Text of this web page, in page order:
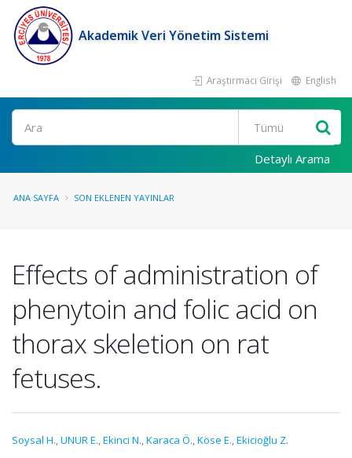
Akademik Veri Yönetim Sistemi
Araştırmacı Girişi English
Ara
Detaylı Arama
ANA SAYFA SON EKLENEN YAYINLAR
Effects of administration of
phenytoin and folic acid on
thorax skeletion on rat
fetuses.
Soysal H.,UNUR E.,Ekinci N.,Karaca Ö.,Köse E.,Ekicioğlu Z.